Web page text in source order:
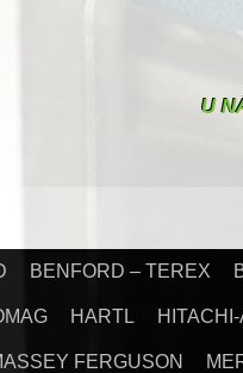
U
BENFORD – TEREX
HARTL
FERGUSON